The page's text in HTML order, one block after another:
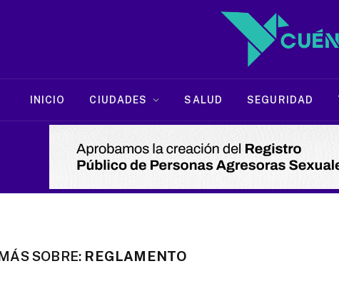
INICIO CIUDADES SALUD SEGURIDAD
SOBRE: REGLAMENTO